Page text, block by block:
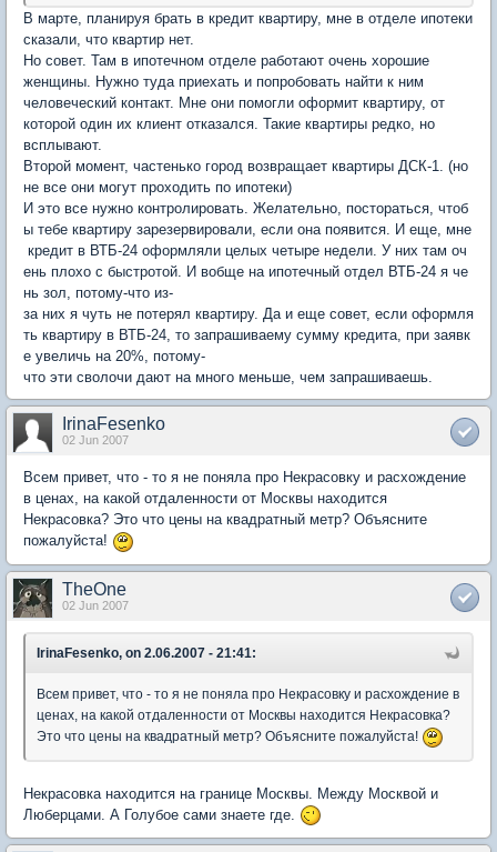
В марте, планируя брать в кредит квартиру, мне в отделе ипотеки
сказали, что квартир нет.
Но совет. Там в ипотечном отделе работают очень хорошие
женщины. Нужно туда приехать и попробовать найти к ним
человеческий контакт. Мне они помогли оформит квартиру, от
которой один их клиент отказался. Такие квартиры редко, но
всплывают.
Второй момент, частенько город возвращает квартиры ДСК-1. (но
не все они могут проходить по ипотеки)
И это все нужно контролировать. Желательно, постораться, чтоб
ы тебе квартиру зарезервировали, если она появится. И еще, мне
кредит в ВТБ-24 оформляли целых четыре недели. У них там оч
ень плохо с быстротой. И вобще на ипотечный отдел ВТБ-24 я че
нь зол, потому-что из-
за них я чуть не потерял квартиру. Да и еще совет, если оформля
ть квартиру в ВТБ-24, то запрашиваему сумму кредита, при заявк
е увеличь на 20%, потому-
что эти сволочи дают на много меньше, чем запрашиваешь.
IrinaFesenko
02 Jun 2007
Всем привет, что - то я не поняла про Некрасовку и расхождение
в ценах, на какой отдаленности от Москвы находится
Некрасовка? Это что цены на квадратный метр? Объясните
пожалуйста!
TheOne
02 Jun 2007
IrinaFesenko, on 2.06.2007 - 21:41:
Всем привет, что - то я не поняла про Некрасовку и расхождение в
ценах, на какой отдаленности от Москвы находится Некрасовка?
Это что цены на квадратный метр? Объясните пожалуйста!
Некрасовка находится на границе Москвы. Между Москвой и
Люберцами. А Голубое сами знаете где.